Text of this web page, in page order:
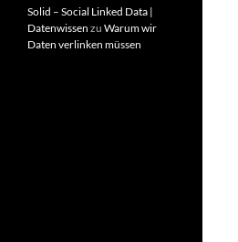
Solid – Social Linked Data |
Datenwissen zu Warum wir
Daten verlinken müssen